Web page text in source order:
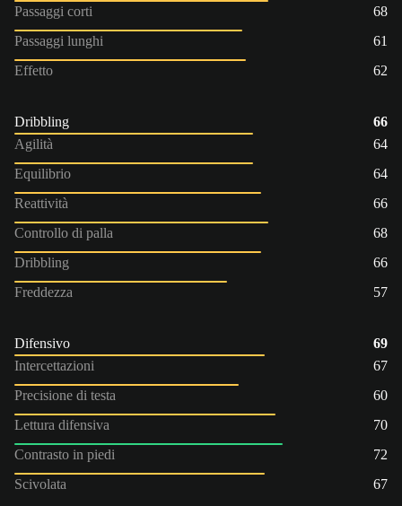
Passaggi corti
68
Passaggi lunghi
61
Effetto
62
Dribbling
66
Agilità
64
Equilibrio
64
Reattività
66
Controllo di palla
68
Dribbling
66
Freddezza
57
Difensivo
69
Intercettazioni
67
Precisione di testa
60
Lettura difensiva
70
Contrasto in piedi
72
Scivolata
67